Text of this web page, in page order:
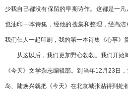
少我自己都没有保留的早期诗作。这都是一
也油印一本诗集，经他的搜集和整理，经高
我们仨人一起印刷，我的第一本诗集《心事》
从这以后，我们更加野心勃勃。我们开始
《今天》文学杂志编辑部。到当年12月23日
岛、陆焕兴就把《今天》在北京城张贴得到处